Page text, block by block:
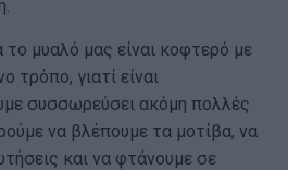
μυαλό μας είναι κοφτερό με
τρόπο, γιατί είναι
συσσωρεύσει ακόμη πολλές
να βλέπουμε τα μοτίβα, να
και να φτάνουμε σε